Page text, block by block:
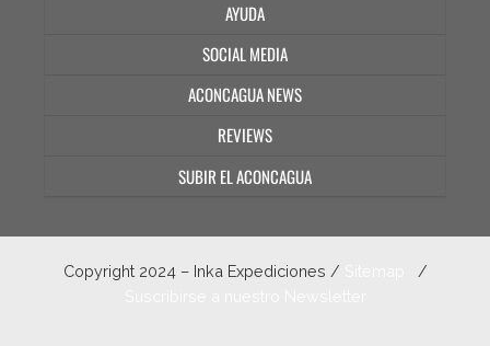
AYUDA
SOCIAL MEDIA
ACONCAGUA NEWS
REVIEWS
SUBIR EL ACONCAGUA
Copyright 2024 – Inka Expediciones /
/